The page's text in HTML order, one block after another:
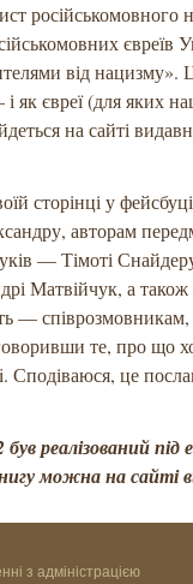
євреїв
від нацизму».
як євреї (для яких
на сайті
сторінці у
авторам
— Тімоті
Матвійчук, а
—
те, про що
Сподіваюся, це
реалізований
можна на сайті
з адміністрацією